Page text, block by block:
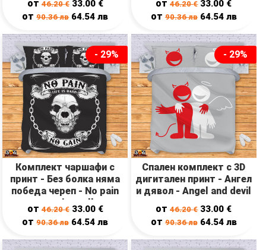
от46.20€ 33.00 €
от90.36лв 64.54лв
от46.20€ 33.00 €
от 90.36лв 64.54 лв
- 29%
Комплект чаршафи с
принт - Без болка няма
победа череп - No pain
no gain scull
от46.20€ 33.00 €
от90.36лв 64.54лв
- 29%
Спален комплект с 3D
дигитален принт - Ангел
и дявол - Angel and devil
от46.20€ 33.00 €
от 90.36лв 64.54 лв